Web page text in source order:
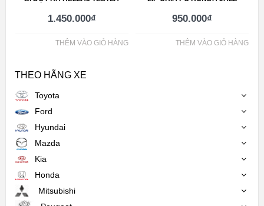
1.450.000₫
THÊM VÀO GIỎ HÀNG
950.000₫
THÊM VÀO GIỎ HÀNG
THEO HÃNG XE
Toyota
Ford
Hyundai
Mazda
Kia
Honda
Mitsubishi